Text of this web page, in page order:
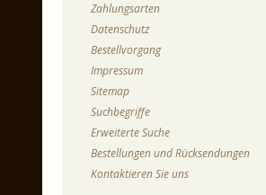
Zahlungsarten
Datenschutz
Bestellvorgang
Impressum
Sitemap
Suchbegriffe
Erweiterte Suche
Bestellungen und Rücksendungen
Kontaktieren Sie uns